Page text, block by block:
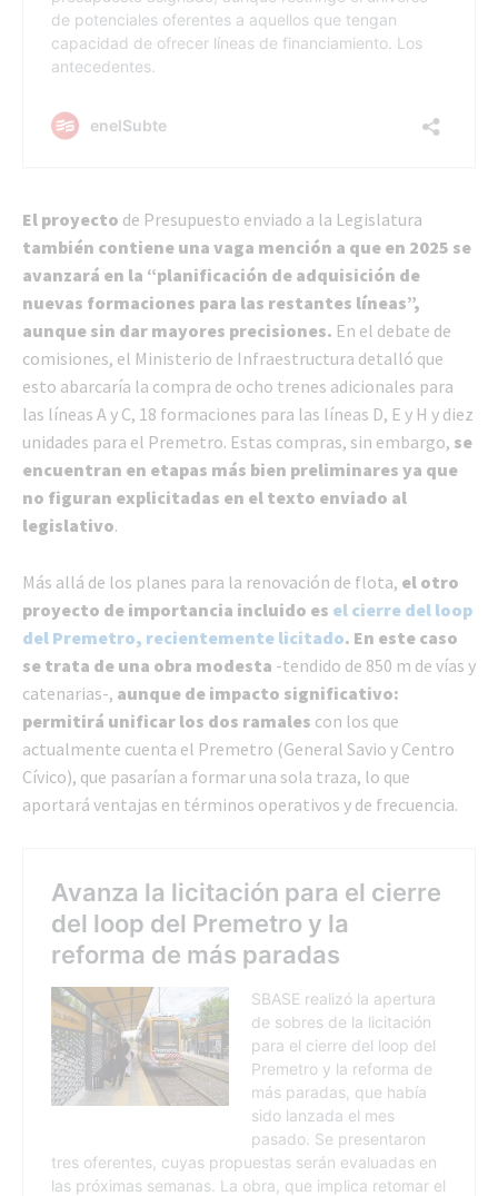
El proyecto de Presupuesto enviado a la Legislatura
también contiene una vaga mención a que en 2025 se
avanzará en la “planificación de adquisición de
nuevas formaciones para las restantes líneas”,
aunque sin dar mayores precisiones. En el debate de
comisiones, el Ministerio de Infraestructura detalló que
esto abarcaría la compra de ocho trenes adicionales para
las líneas A y C, 18 formaciones para las líneas D, E y H y diez
unidades para el Premetro. Estas compras, sin embargo, se
encuentran en etapas más bien preliminares ya que
no figuran explicitadas en el texto enviado al
legislativo.
Más allá de los planes para la renovación de flota, el otro
proyecto de importancia incluido es el cierre del loop
del Premetro, recientemente licitado. En este caso
se trata de una obra modesta -tendido de 850 m de vías y
catenarias-, aunque de impacto significativo:
permitirá unificar los dos ramales con los que
actualmente cuenta el Premetro (General Savio y Centro
Cívico), que pasarían a formar una sola traza, lo que
aportará ventajas en términos operativos y de frecuencia.